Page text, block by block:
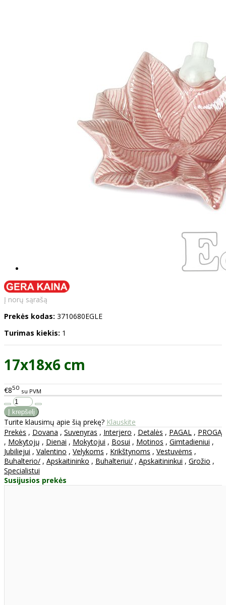
Į norų sąrašą
Prekės kodas: 3710680EGLE
Turimas kiekis: 1
17x18x6 cm
€850 su PVM
Turite klausimų apie šią prekę? Klauskite
Prekės , Dovana , Suvenyras , Interjero , Detalės , PAGAL , PROGĄ
, Mokytojų , Dienai , Mokytojui , Bosui , Motinos , Gimtadieniui ,
Jubiliejui , Valentino , Velykoms , Krikštynoms , Vestuvėms ,
Buhalterio/ , Apskaitininko , Buhalteriui/ , Apskaitininkui , Grožio ,
Specialistui
Susijusios prekės